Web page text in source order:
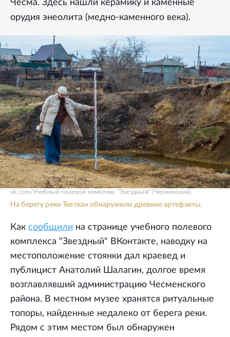
Чесма. Здесь нашли керамику и каменные
орудия энеолита (медно-каменного века).
vk.com/Учебный полевой комплекс "Звездный" (Чесменский)
На берегу реки Тееткан обнаружили древние артефакты.
Как сообщили на странице учебного полевого
комплекса "Звездный" ВКонтакте, наводку на
местоположение стоянки дал краевед и
публицист Анатолий Шалагин, долгое время
возглавлявший администрацию Чесменского
района. В местном музее хранятся ритуальные
топоры, найденные недалеко от берега реки.
Рядом с этим местом был обнаружен